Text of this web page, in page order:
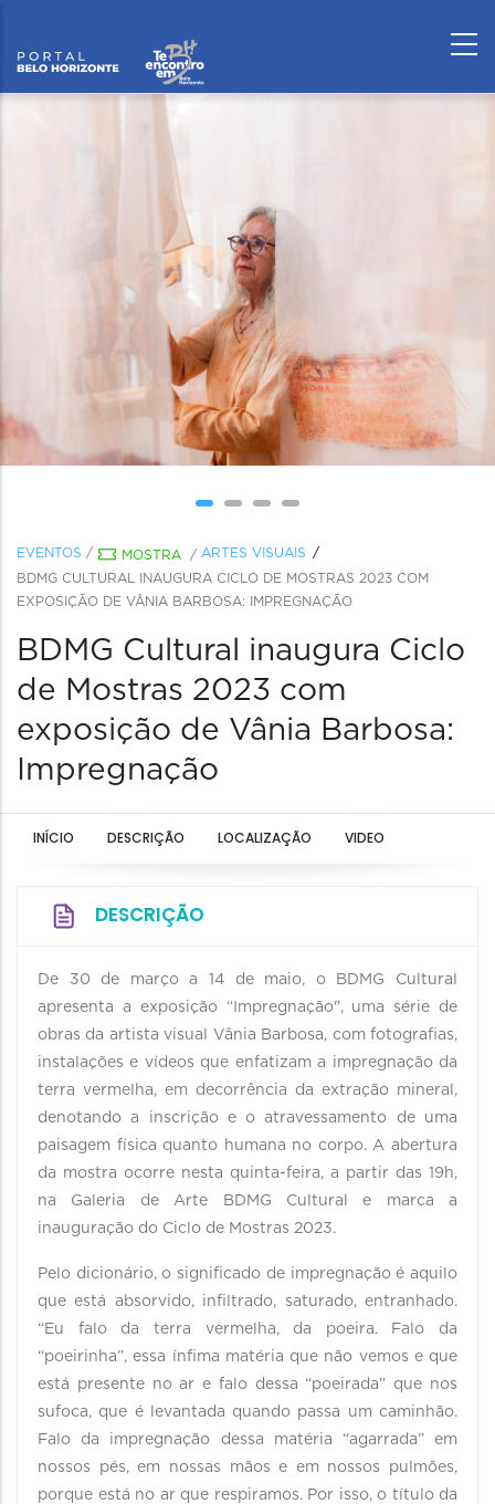
EVENTOS / MOSTRA / ARTES VISUAIS
BDMG CULTURAL INAUGURA CICLO DE MOSTRAS 2023 COM
EXPOSIÇÃO DE VÂNIA BARBOSA: IMPREGNAÇÃO
BDMG Cultural inaugura Ciclo
de Mostras 2023 com
exposição de Vânia Barbosa:
Impregnação
INÍCIO DESCRIÇÃO LOCALIZAÇÃO VIDEO
DESCRIÇÃO
De 30 de março a 14 de maio, o BDMG Cultural
apresenta a exposição “Impregnação", uma série de
obras da artista visual Vânia Barbosa, com fotografias,
instalações e vídeos que enfatizam a impregnação da
terra vermelha, em decorrência da extração mineral,
denotando a inscrição e o atravessamento de uma
paisagem física quanto humana no corpo. A abertura
da mostra ocorre nesta quinta-feira, a partir das 19h,
na Galeria de Arte BDMG Cultural e marca a
inauguração do Ciclo de Mostras 2023.
Pelo dicionário, o significado de impregnação é aquilo
que está absorvido, infiltrado, saturado, entranhado.
“Eu falo da terra vermelha, da poeira. Falo da
“poeirinha”, essa ínfima matéria que não vemos e que
está presente no ar e falo dessa “poeirada” que nos
sufoca, que é levantada quando passa um caminhão.
Falo da impregnação dessa matéria “agarrada” em
nossos pés, em nossas mãos e em nossos pulmões,
porque está no ar que respiramos. Por isso, o título da